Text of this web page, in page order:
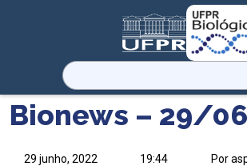
Pesquisar
por:
Bionews – 29/
29 junho, 2022 19:44 Por